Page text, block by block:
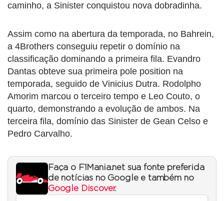
caminho, a Sinister conquistou nova dobradinha.
Assim como na abertura da temporada, no Bahrein,
a 4Brothers conseguiu repetir o domínio na
classificação dominando a primeira fila. Evandro
Dantas obteve sua primeira pole position na
temporada, seguido de Vinicius Dutra. Rodolpho
Amorim marcou o terceiro tempo e Leo Couto, o
quarto, demonstrando a evolução de ambos. Na
terceira fila, domínio das Sinister de Gean Celso e
Pedro Carvalho.
Faça o F1Mania.net sua fonte preferida
de notícias no Google e também no
Google Discover.